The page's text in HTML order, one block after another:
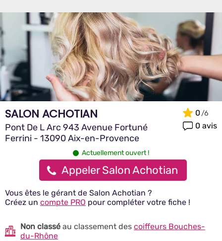
SALON ACHOTIAN
Pont De L Arc 943 Avenue Fortuné
Ferrini - 13090 Aix-en-Provence
0
0 avis
Actuellement ouvert !
Appeler Salon Achotian
Vous êtes le gérant de Salon Achotian ?
Créez un compte PRO pour compléter votre fiche !
Non classé au classement descoiffeurs Bouches-
du-Rhône